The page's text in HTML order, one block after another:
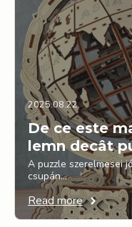
De ce este
lemn decât
2025.08.22.
A puzzle szerelmesei
csupán…
Read more